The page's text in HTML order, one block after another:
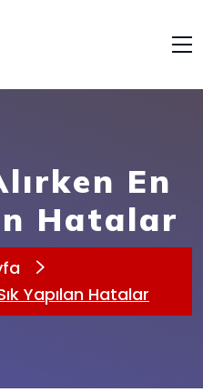
En
Hatalar
Yapılan Hatalar